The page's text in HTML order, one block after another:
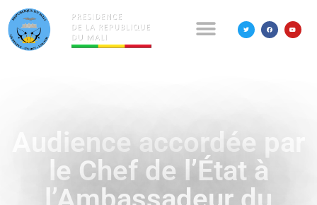
Audience accordée par
le Chef de l’État à